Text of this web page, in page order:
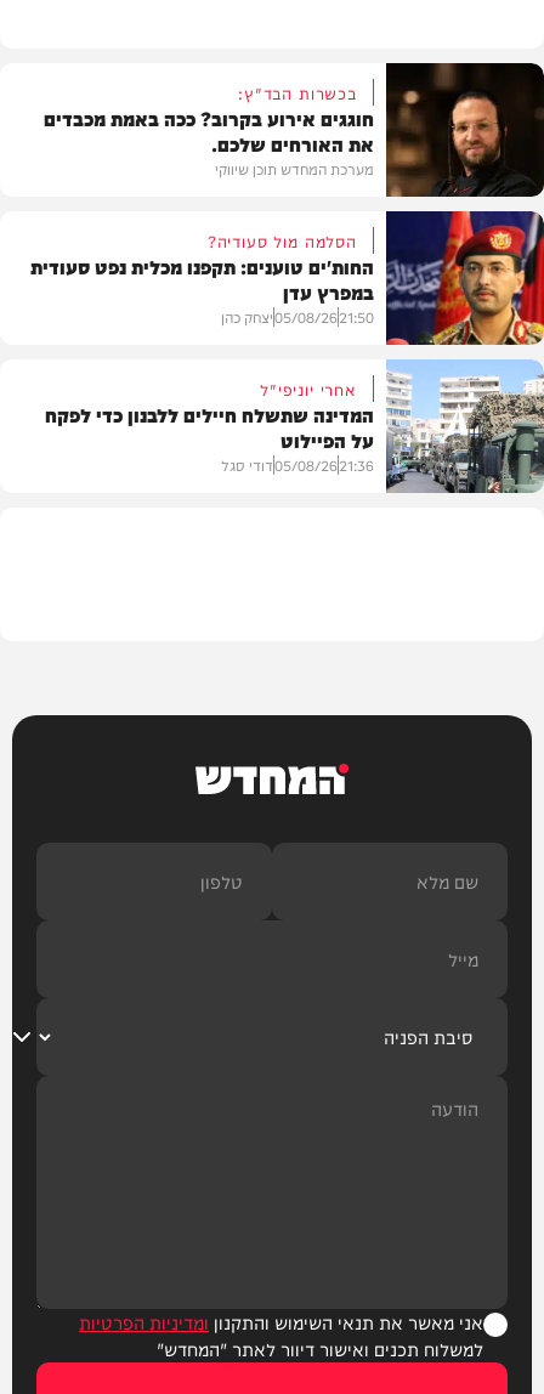
תוכן שיווקי
בכשרות הבד"ץ:
חוגגים אירוע בקרוב? ככה באמת מכבדים
את האורחים שלכם.
מערכת המחדש תוכן שיווקי
צבא וביטחון
הסלמה מול סעודיה?
החות'ים טוענים: תקפנו מכלית נפט סעודית
במפרץ עדן
21:50
05/08/26יצחק כהן
אחרי יוניפי"ל
המדינה שתשלח חיילים ללבנון כדי לפקח
על הפיילוט
21:36
05/08/26דודי סגל
המחדש
אני מאשר את תנאי השימוש והתקנון ומדיניות הפרטיות
למשלוח תכנים ואישור דיוור לאתר "המחדש"